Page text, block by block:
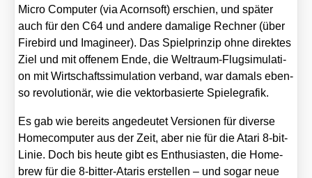
Micro Com­pu­ter (via Acorn­soft) erschien, und spä­ter
auch für den C64 und ande­re dama­li­ge Rech­ner (über
Fire­bird und Ima­gi­neer). Das Spiel­prin­zip ohne direk­tes
Ziel und mit offe­nem Ende, die Welt­raum-Flug­si­mu­la­ti­
on mit Wirt­schafts­si­mu­la­ti­on ver­band, war damals eben­
so revo­lu­tio­när, wie die vek­tor­ba­sier­te Spie­le­gra­fik.
Es gab wie bereits ange­deu­tet Ver­sio­nen für diver­se
Home­com­pu­ter aus der Zeit, aber nie für die Ata­ri 8‑bit-
Linie. Doch bis heu­te gibt es Enthu­si­as­ten, die Home­
brew für die 8‑bit­ter-Ata­ris erstel­len – und sogar neue